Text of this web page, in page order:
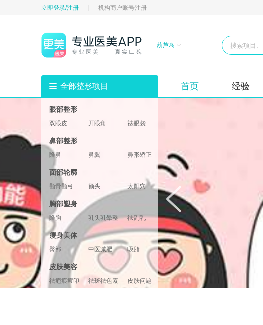
立即登录/注册 机构商户账号注册
葫芦岛
全部整形项目 首页 经验
眼部整形
双眼皮 开眼角
祛眼袋
垫眉弓
鼻部整形
隆鼻 鼻翼
鼻形矫正
鼻部修复
鼻小柱
面部轮廓
颧骨颧弓 额头
太阳穴
酒窝
下颌角
两颚
胸部塑身
隆胸 乳头乳晕整形 祛副乳
胸形美化
胸部修复 胸部套餐
瘦身美体
臀部 中医减肥
吸脂
腿部塑形
超声溶脂
射频溶脂
冷冻溶脂
光纤溶脂
皮肤美容
祛疤痕痘印 祛斑祛色素
皮肤问题